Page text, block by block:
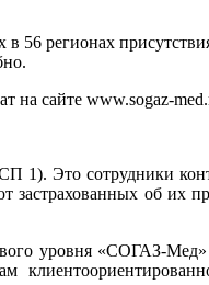
56 регионах
на сайте www.sogaz-
1). Это сотрудники
об их
уровня «СОГАЗ-